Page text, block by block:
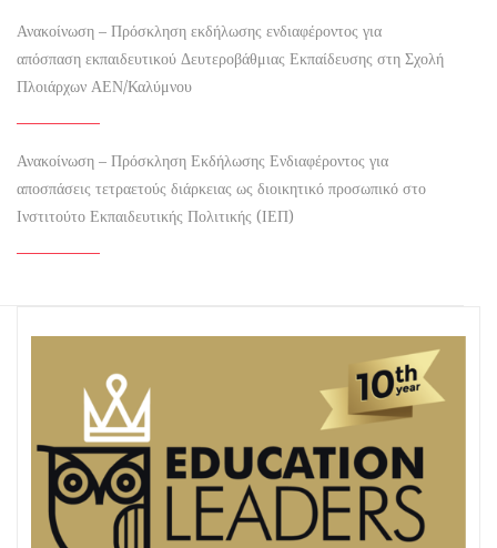
Ανακοίνωση – Πρόσκληση εκδήλωσης ενδιαφέροντος για
απόσπαση εκπαιδευτικού Δευτεροβάθμιας Εκπαίδευσης στη Σχολή
Πλοιάρχων ΑΕΝ/Καλύμνου
Ανακοίνωση – Πρόσκληση Εκδήλωσης Ενδιαφέροντος για
αποσπάσεις τετραετούς διάρκειας ως διοικητικό προσωπικό στο
Ινστιτούτο Εκπαιδευτικής Πολιτικής (ΙΕΠ)